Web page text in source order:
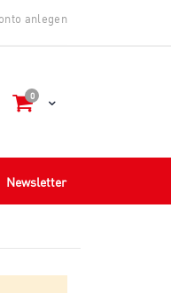
anlegen
Cart
0items
Newsletter